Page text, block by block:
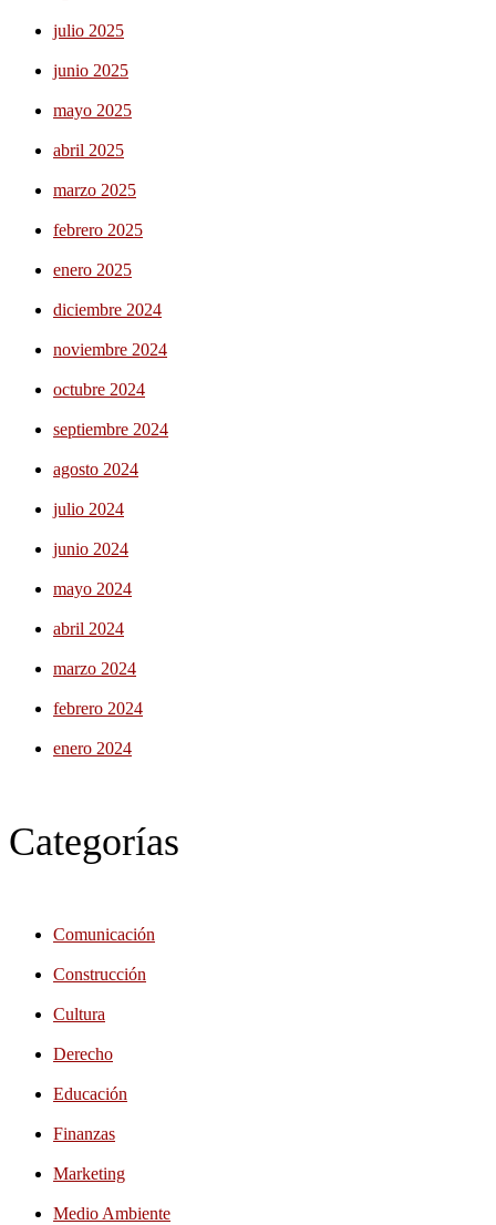
julio 2025
junio 2025
mayo 2025
abril 2025
marzo 2025
febrero 2025
enero 2025
diciembre 2024
noviembre 2024
octubre 2024
septiembre 2024
agosto 2024
julio 2024
junio 2024
mayo 2024
abril 2024
marzo 2024
febrero 2024
enero 2024
Categorías
Comunicación
Construcción
Cultura
Derecho
Educación
Finanzas
Marketing
Medio Ambiente